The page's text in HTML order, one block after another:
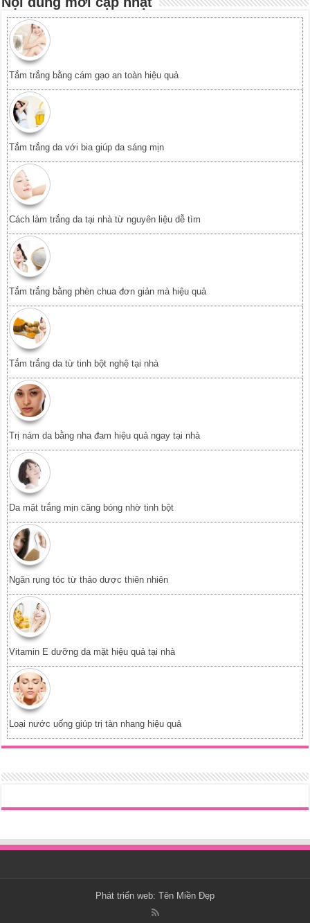
Tắm trắng bằng cám gạo an toàn hiệu quả
Tắm trắng da với bia giúp da sáng mịn
Cách làm trắng da tại nhà từ nguyên liệu dễ tìm
Tắm trắng bằng phèn chua đơn giản mà hiệu quả
Tắm trắng da từ tinh bột nghệ tại nhà
Trị nám da bằng nha đam hiệu quả ngay tại nhà
Da mặt trắng mịn căng bóng nhờ tinh bột
Ngăn rụng tóc từ thảo dược thiên nhiên
Vitamin E dưỡng da mặt hiệu quả tại nhà
Loại nước uống giúp trị tàn nhang hiệu quả
Phát triển web: Tên Miền Đẹp